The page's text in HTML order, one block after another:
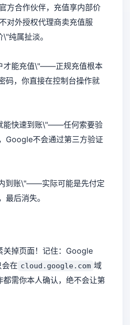
方合作伙伴，充值享内部价
外授权代理商卖充值服
纯属扯淡。
才能充值\"——正规充值根本
码，你直接在控制台操作就
能快速到账\"——任何索要验
Google不会通过第三方验证
到账\"——实际可能是先付定
最后消失。
关掉页面！记住：Google
在 cloud.google.com 域
都需你本人确认，绝不会让第